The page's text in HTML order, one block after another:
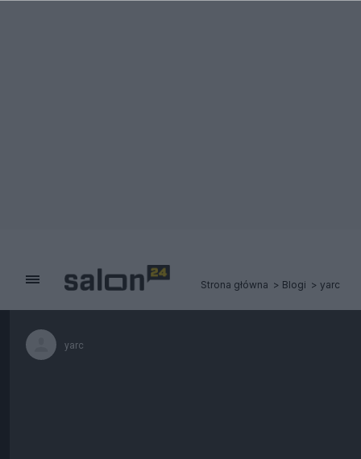
Strona główna Blogi yarc
yarc